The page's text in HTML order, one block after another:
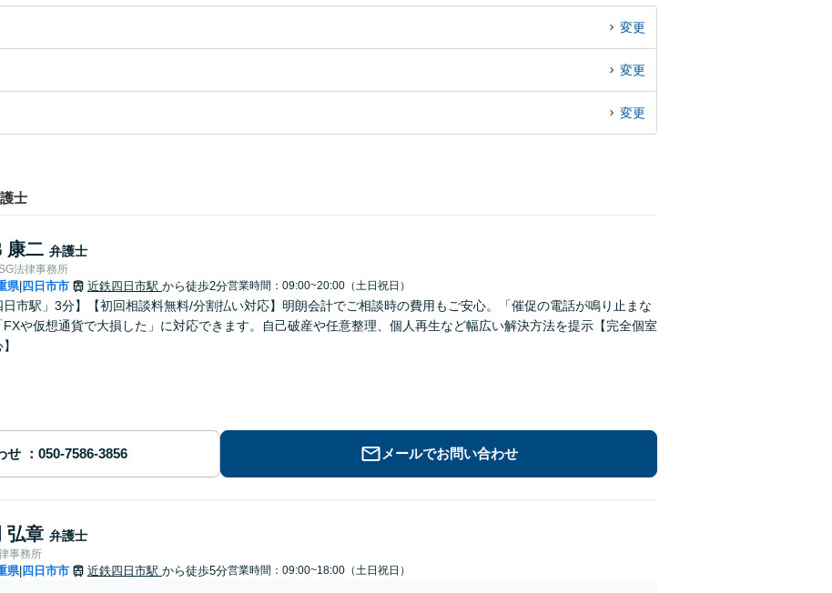
変更
変更
変更
士
康二 弁護士
法律事務所
県| 四日市市 近鉄四日市駅 から徒歩2分営業時間：09:00~20:00（土日祝日）
日市駅」3分】【初回相談料無料/分割払い対応】明朗会計でご相談時の費用もご安心。「催促の電話が鳴り止まな
FXや仮想通貨で大損した」に対応できます。自己破産や任意整理、個人再生など幅広い解決方法を提示【完全個室
せ メールでお問い合わせ
弘章 弁護士
事務所
県| 四日市市 近鉄四日市駅 から徒歩5分営業時間：09:00~18:00（土日祝日）